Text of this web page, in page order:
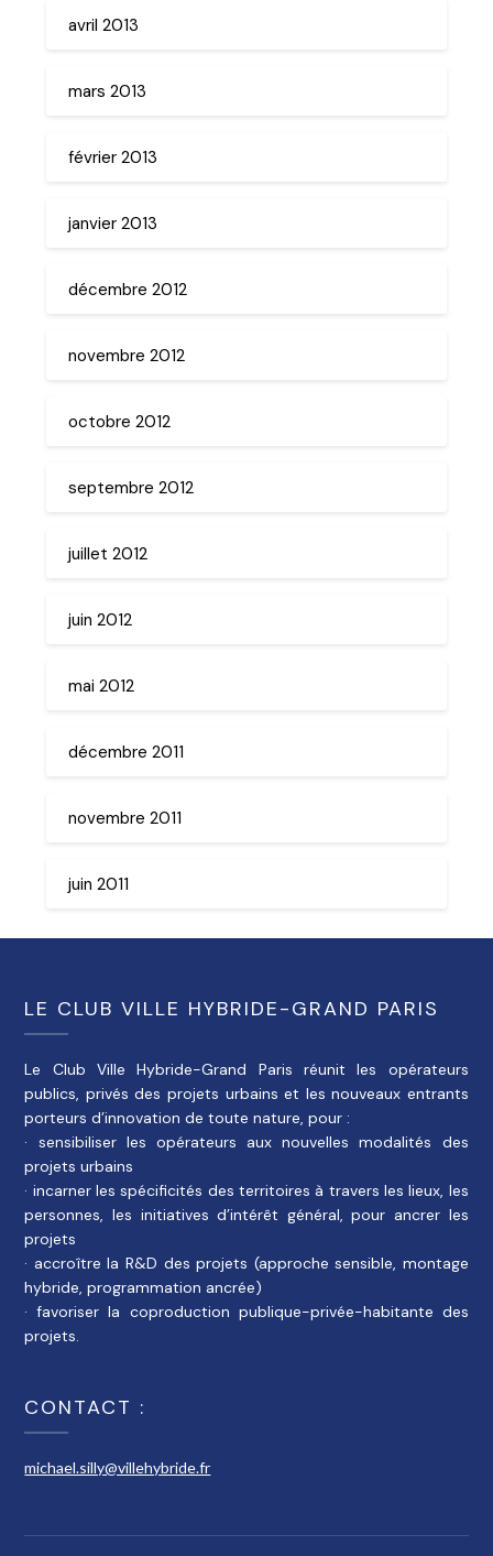
avril 2013
mars 2013
février 2013
janvier 2013
décembre 2012
novembre 2012
octobre 2012
septembre 2012
juillet 2012
juin 2012
mai 2012
décembre 2011
novembre 2011
juin 2011
LE CLUB VILLE HYBRIDE-GRAND PARIS
Le Club Ville Hybride-Grand Paris réunit les opérateurs
publics, privés des projets urbains et les nouveaux entrants
porteurs d’innovation de toute nature, pour :
· sensibiliser les opérateurs aux nouvelles modalités des
projets urbains
· incarner les spécificités des territoires à travers les lieux, les
personnes, les initiatives d’intérêt général, pour ancrer les
projets
· accroître la R&D des projets (approche sensible, montage
hybride, programmation ancrée)
· favoriser la coproduction publique-privée-habitante des
projets.
CONTACT :
michael.silly@villehybride.fr